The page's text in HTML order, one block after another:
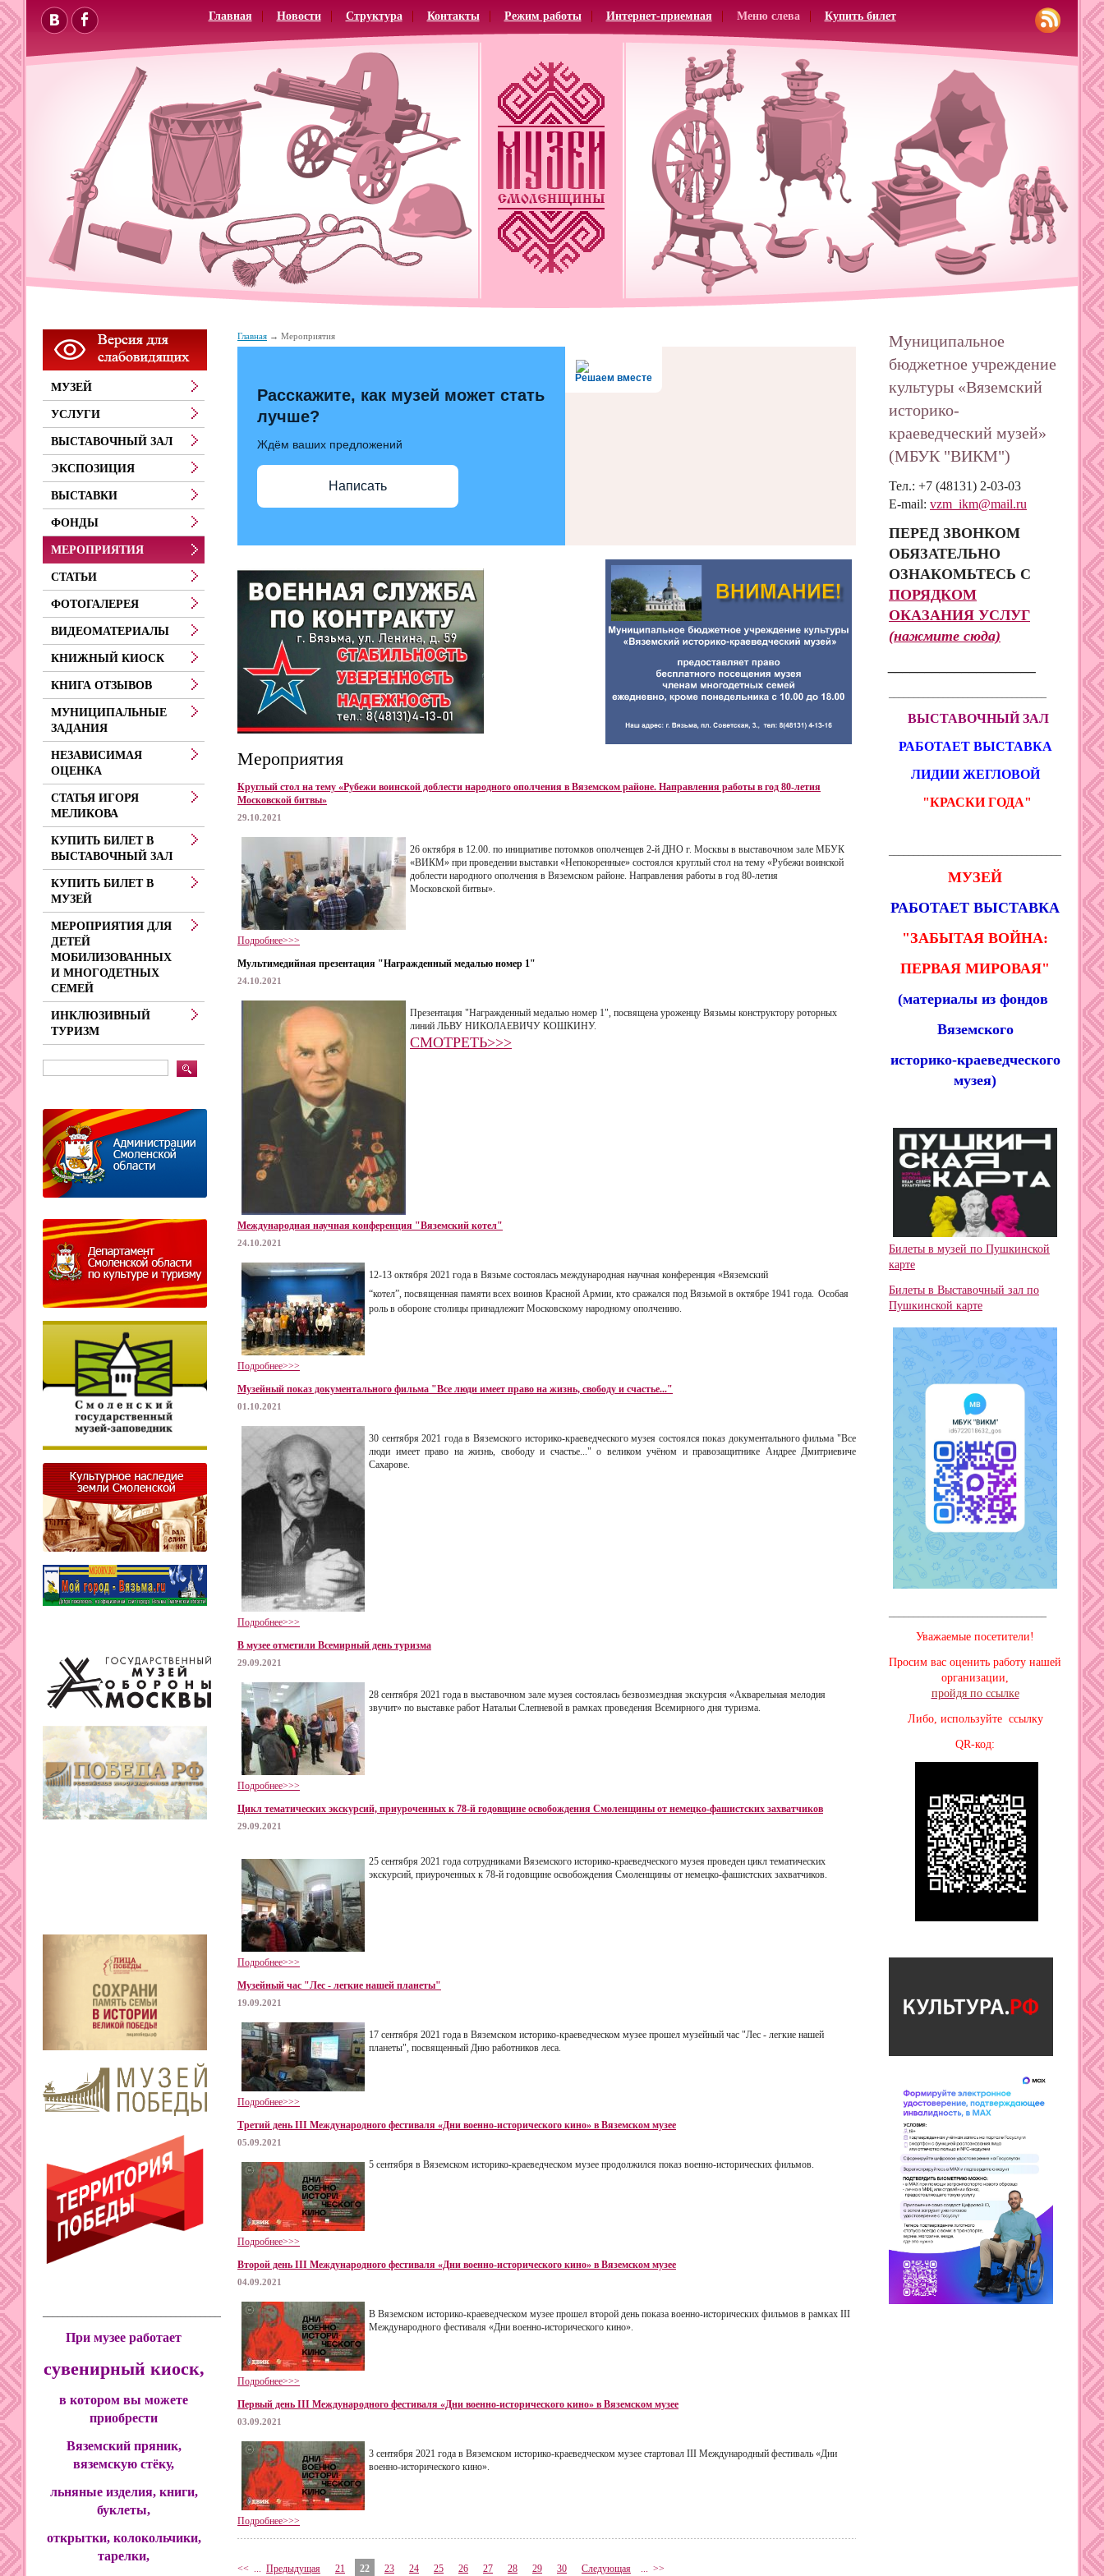
Главная Новости Структура Контакты Режим работы Интернет-приемная Меню слева Купить билет
Главная Мероприятия
Решаем вместе
Расскажите, как музей может стать
лучше?
Ждём ваших предложений
Написать
Мероприятия
Круглый стол на тему «Рубежи воинской доблести народного ополчения в Вяземском районе. Направления работы в год 80-летия
Московской битвы»
29.10.2021
26 октября в 12.00. по инициативе потомков ополченцев 2-й ДНО г. Москвы в выставочном зале МБУК
«ВИКМ» при проведении выставки «Непокоренные» состоялся круглый стол на тему «Рубежи воинской
доблести народного ополчения в Вяземском районе. Направления работы в год 80-летия
Московской битвы».
Подробнее>>>
Мультимедийная презентация "Награжденный медалью номер 1"
24.10.2021
Презентация "Награжденный медалью номер 1", посвящена уроженцу Вязьмы конструктору роторных
линий ЛЬВУ НИКОЛАЕВИЧУ КОШКИНУ.
СМОТРЕТЬ>>>
Международная научная конференция "Вяземский котел"
24.10.2021
12-13 октября 2021 года в Вязьме состоялась международная научная конференция «Вяземский
“котел”, посвященная памяти всех воинов Красной Армии, кто сражался под Вязьмой в октябре 1941 года. Особая
роль в обороне столицы принадлежит Московскому народному ополчению.
Подробнее>>>
Музейный показ документального фильма "Все люди имеет право на жизнь, свободу и счастье..."
01.10.2021
30 сентября 2021 года в Вяземского историко-краеведческого музея состоялся показ документального фильма "Все
люди имеет право на жизнь, свободу и счастье..." о великом учёном и правозащитнике Андрее Дмитриевиче
Сахарове.
Подробнее>>>
В музее отметили Всемирный день туризма
29.09.2021
28 сентября 2021 года в выставочном зале музея состоялась безвозмездная экскурсия «Акварельная мелодия
звучит» по выставке работ Натальи Слепневой в рамках проведения Всемирного дня туризма.
Подробнее>>>
Цикл тематических экскурсий, приуроченных к 78-й годовщине освобождения Смоленщины от немецко-фашистских захватчиков
29.09.2021
25 сентября 2021 года сотрудниками Вяземского историко-краеведческого музея проведен цикл тематических
экскурсий, приуроченных к 78-й годовщине освобождения Смоленщины от немецко-фашистских захватчиков.
Подробнее>>>
Музейный час "Лес - легкие нашей планеты"
19.09.2021
17 сентября 2021 года в Вяземском историко-краеведческом музее прошел музейный час "Лес - легкие нашей
планеты", посвященный Дню работников леса.
Подробнее>>>
Третий день III Международного фестиваля «Дни военно-исторического кино» в Вяземском музее
05.09.2021
5 сентября в Вяземском историко-краеведческом музее продолжился показ военно-исторических фильмов.
Подробнее>>>
Второй день III Международного фестиваля «Дни военно-исторического кино» в Вяземском музее
04.09.2021
В Вяземском историко-краеведческом музее прошел второй день показа военно-исторических фильмов в рамках III
Международного фестиваля «Дни военно-исторического кино».
Подробнее>>>
Первый день III Международного фестиваля «Дни военно-исторического кино» в Вяземском музее
03.09.2021
3 сентября 2021 года в Вяземском историко-краеведческом музее стартовал III Международный фестиваль «Дни
военно-исторического кино».
Подробнее>>>
<< Предыдущая 21 22 23 24 25 26 27 28 29 30 Следующая >>
МУЗЕЙ
УСЛУГИ
ВЫСТАВОЧНЫЙ ЗАЛ
ЭКСПОЗИЦИЯ
ВЫСТАВКИ
ФОНДЫ
МЕРОПРИЯТИЯ
СТАТЬИ
ФОТОГАЛЕРЕЯ
ВИДЕОМАТЕРИАЛЫ
КНИЖНЫЙ КИОСК
КНИГА ОТЗЫВОВ
МУНИЦИПАЛЬНЫЕ
ЗАДАНИЯ
НЕЗАВИСИМАЯ
ОЦЕНКА
СТАТЬЯ ИГОРЯ
МЕЛИКОВА
КУПИТЬ БИЛЕТ В
ВЫСТАВОЧНЫЙ ЗАЛ
КУПИТЬ БИЛЕТ В
МУЗЕЙ
МЕРОПРИЯТИЯ ДЛЯ
ДЕТЕЙ
МОБИЛИЗОВАННЫХ
И МНОГОДЕТНЫХ
СЕМЕЙ
ИНКЛЮЗИВНЫЙ
ТУРИЗМ
____________________________________________
При музее работает
сувенирный киоск,
в котором вы можете
приобрести
Вяземский пряник,
вяземскую стёку,
льняные изделия, книги,
буклеты,
открытки, колокольчики,
тарелки,
Муниципальное
бюджетное учреждение
культуры «Вяземский
историко-
краеведческий музей»
(МБУК "ВИКМ")
Тел.: +7 (48131) 2-03-03
E-mail: vzm_ikm@mail.ru
ПЕРЕД ЗВОНКОМ
ОБЯЗАТЕЛЬНО
ОЗНАКОМЬТЕСЬ С
ПОРЯДКОМ
ОКАЗАНИЯ УСЛУГ
(нажмите сюда)
ВЫСТАВОЧНЫЙ ЗАЛ
РАБОТАЕТ ВЫСТАВКА
ЛИДИИ ЖЕГЛОВОЙ
"КРАСКИ ГОДА"
МУЗЕЙ
РАБОТАЕТ ВЫСТАВКА
"ЗАБЫТАЯ ВОЙНА:
ПЕРВАЯ МИРОВАЯ"
(материалы из фондов
Вяземского
историко-краеведческого
музея)
Билеты в музей по Пушкинской
карте
Билеты в Выставочный зал по
Пушкинской карте
Уважаемые посетители!
Просим вас оценить работу нашей
организации,
пройдя по ссылке
Либо, используйте ссылку
QR-код: